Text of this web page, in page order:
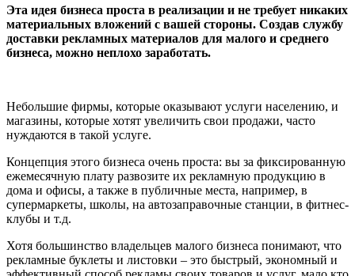
Эта идея бизнеса проста в реализации и не требует никаких
материальных вложений с вашей стороны. Создав службу
доставки рекламных материалов для малого и среднего
бизнеса, можно неплохо заработать.
Небольшие фирмы, которые оказывают услуги населению, и
магазины, которые хотят увеличить свои продажи, часто
нуждаются в такой услуге.
Концепция этого бизнеса очень проста: вы за фиксированную
ежемесячную плату развозите их рекламную продукцию в
дома и офисы, а также в публичные места, например, в
супермаркеты, школы, на автозаправочные станции, в фитнес-
клубы и т.д.
Хотя большинство владельцев малого бизнеса понимают, что
рекламные буклеты и листовки – это быстрый, экономный и